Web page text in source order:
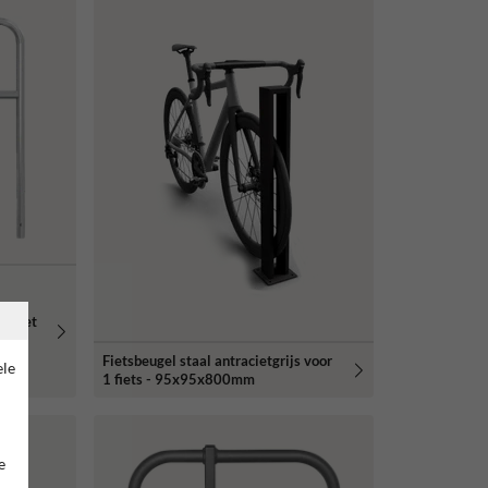
met
Fietsbeugel staal antracietgrijs voor
1 fiets - 95x95x800mm